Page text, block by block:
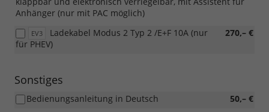
Anhänger (nur mit PAC möglich)
EV3 270,– €
Ladekabel Modus 2 Typ 2 /E+F 10A (nur
für PHEV)
Sonstiges
50,– €
Bedienungsanleitung in Deutsch